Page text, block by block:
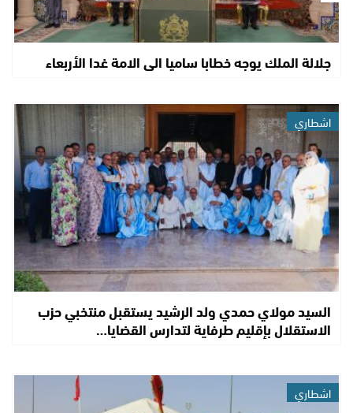
جلالة الملك يوجه خطابا ساميا الى الامة غدا الأربعاء
اشطاري
السيد مولاي حمدي ولد الرشيد يستقبل منتخبي حزب
الاستقلال بإقليم طرفاية لتدارس القضايا…
اشطاري